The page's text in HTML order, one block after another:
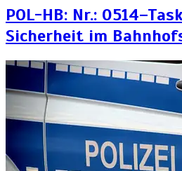
POL-HB: Nr.:
Sicherheit im